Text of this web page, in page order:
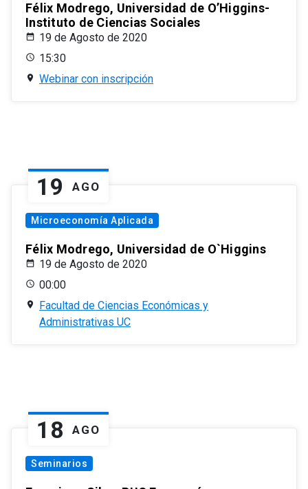
Félix Modrego, Universidad de O’Higgins-
Instituto de Ciencias Sociales
19 de Agosto de 2020
15:30
Webinar con inscripción
19 AGO
Microeconomía Aplicada
Félix Modrego, Universidad de O`Higgins
19 de Agosto de 2020
00:00
Facultad de Ciencias Económicas y
Administrativas UC
18 AGO
Seminarios